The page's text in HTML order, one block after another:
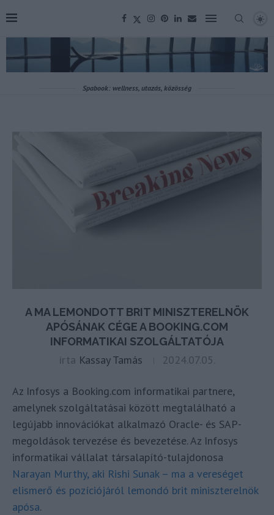
Spabook: wellness, utazás, közösség
A MA LEMONDOTT BRIT MINISZTERELNÖK
APÓSÁNAK CÉGE A BOOKING.COM
INFORMATIKAI SZOLGÁLTATÓJA
írta Kassay Tamás 2024.07.05.
Az Infosys a Booking.com informatikai partnere,
amelynek szolgáltatásai között megtalálható a
legújabb innovációkat alkalmazó Oracle- és SAP-
megoldások tervezése és bevezetése. Az Infosys
informatikai vállalat társalapító-tulajdonosa
Narayan Murthy, aki Rishi Sunak – ma a vereséget
elismerő és pozíciójáról lemondó brit miniszterelnök
apósa.